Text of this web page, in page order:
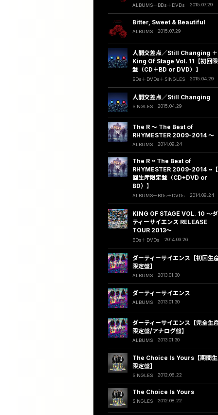
ALBUMS BDs DVDs 2015.07.29
Bitter, Sweet & Beautiful
ALBUMS 2015.07.29
人間交差点／Still Changing ＋
King Of Stage Vol. 11【初回
盤（CD＋BD or DVD）】
BDs DVDs SINGLES 2015.04.29
人間交差点／Still Changing
SINGLES 2015.04.29
The R 〜 The Best of
RHYMESTER 2009-2014 〜
ALBUMS 2014.09.24
The R ~ The Best of
RHYMESTER 2009-2014 ~
回生産限定盤（CD+DVD or
BD）】
ALBUMS BDs DVDs 2014.09.24
KING OF STAGE VOL. 10 〜
ティーサイエンス RELEASE
TOUR 2013〜
BDs DVDs 2014.03.26
ダーティーサイエンス【初回生
限定盤】
ALBUMS 2013.01.30
ダーティーサイエンス
ALBUMS 2013.01.30
ダーティーサイエンス【完全生
限定盤/アナログ盤】
ALBUMS 2013.01.30
The Choice Is Yours【期間
限定盤】
SINGLES 2012.08.22
The Choice Is Yours
SINGLES 2012.08.22